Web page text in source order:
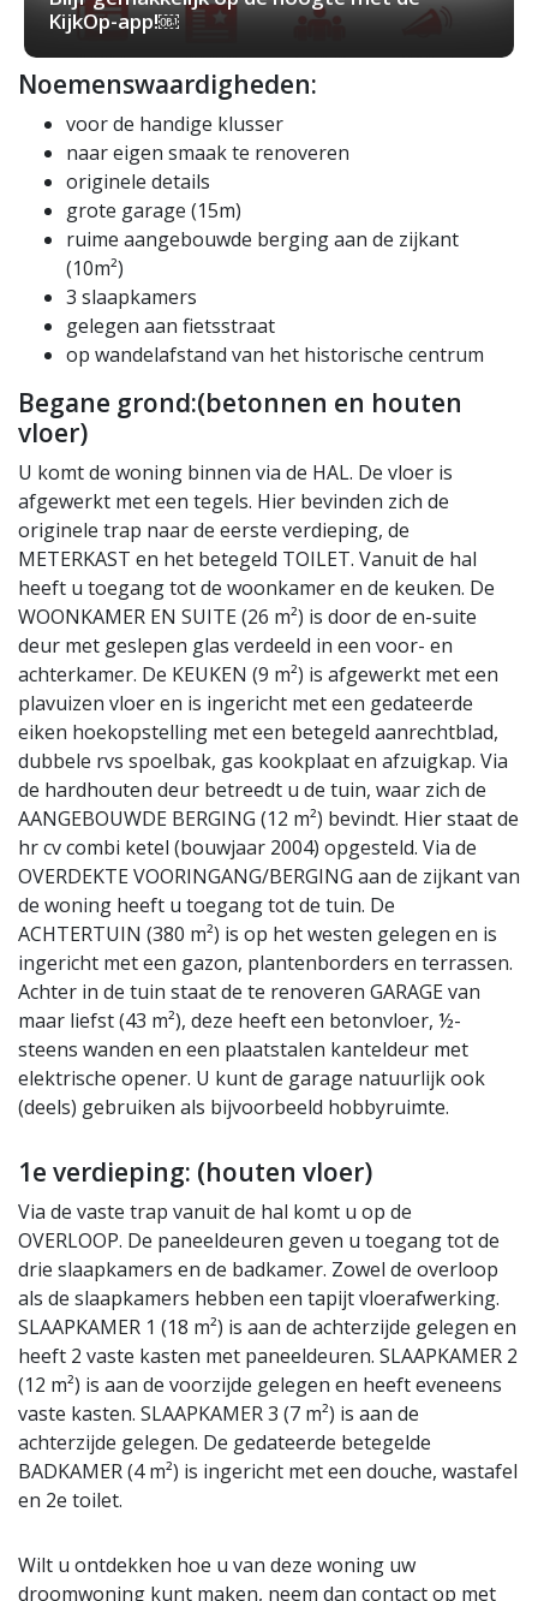
KijkOp-app!￼
Noemenswaardigheden:
voor de handige klusser
naar eigen smaak te renoveren
originele details
grote garage (15m)
ruime aangebouwde berging aan de zijkant
(10m²)
3 slaapkamers
gelegen aan fietsstraat
op wandelafstand van het historische centrum
Begane grond:(betonnen en houten
vloer)
U komt de woning binnen via de HAL. De vloer is
afgewerkt met een tegels. Hier bevinden zich de
originele trap naar de eerste verdieping, de
METERKAST en het betegeld TOILET. Vanuit de hal
heeft u toegang tot de woonkamer en de keuken. De
WOONKAMER EN SUITE (26 m²) is door de en-suite
deur met geslepen glas verdeeld in een voor- en
achterkamer. De KEUKEN (9 m²) is afgewerkt met een
plavuizen vloer en is ingericht met een gedateerde
eiken hoekopstelling met een betegeld aanrechtblad,
dubbele rvs spoelbak, gas kookplaat en afzuigkap. Via
de hardhouten deur betreedt u de tuin, waar zich de
AANGEBOUWDE BERGING (12 m²) bevindt. Hier staat de
hr cv combi ketel (bouwjaar 2004) opgesteld. Via de
OVERDEKTE VOORINGANG/BERGING aan de zijkant van
de woning heeft u toegang tot de tuin. De
ACHTERTUIN (380 m²) is op het westen gelegen en is
ingericht met een gazon, plantenborders en terrassen.
Achter in de tuin staat de te renoveren GARAGE van
maar liefst (43 m²), deze heeft een betonvloer, ½-
steens wanden en een plaatstalen kanteldeur met
elektrische opener. U kunt de garage natuurlijk ook
(deels) gebruiken als bijvoorbeeld hobbyruimte.
1e verdieping: (houten vloer)
Via de vaste trap vanuit de hal komt u op de
OVERLOOP. De paneeldeuren geven u toegang tot de
drie slaapkamers en de badkamer. Zowel de overloop
als de slaapkamers hebben een tapijt vloerafwerking.
SLAAPKAMER 1 (18 m²) is aan de achterzijde gelegen en
heeft 2 vaste kasten met paneeldeuren. SLAAPKAMER 2
(12 m²) is aan de voorzijde gelegen en heeft eveneens
vaste kasten. SLAAPKAMER 3 (7 m²) is aan de
achterzijde gelegen. De gedateerde betegelde
BADKAMER (4 m²) is ingericht met een douche, wastafel
en 2e toilet.
Wilt u ontdekken hoe u van deze woning uw
droomwoning kunt maken, neem dan contact op met